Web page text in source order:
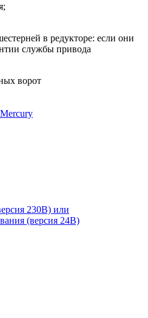
в редукторе: если они
службы привода
ворот
230В) или
(версия 24В)